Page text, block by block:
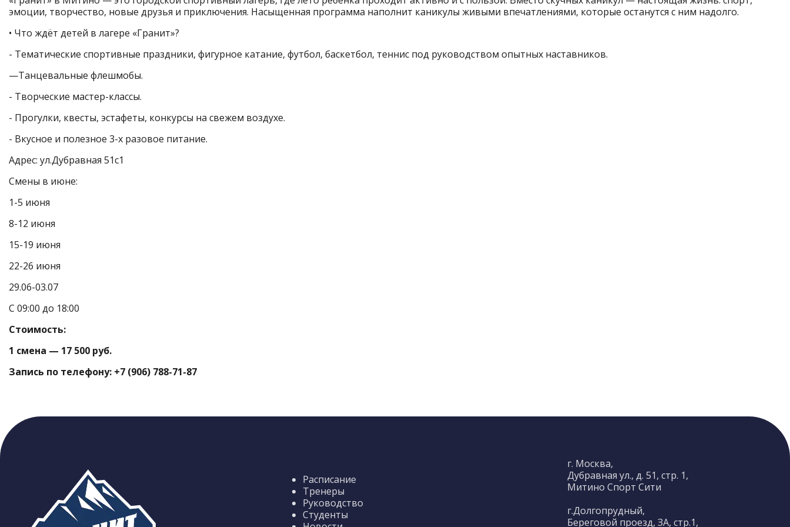
эмоции, творчество, новые друзья и приключения. Насыщенная программа наполнит каникулы живыми впечатлениями, которые останутся с ним надолго.
• Что ждёт детей в лагере «Гранит»?
- Тематические спортивные праздники, фигурное катание, футбол, баскетбол, теннис под руководством опытных наставников.
—Танцевальные флешмобы.
- Творческие мастер-классы.
- Прогулки, квесты, эстафеты, конкурсы на свежем воздухе.
- Вкусное и полезное 3-х разовое питание.
Адрес: ул.Дубравная 51с1
Смены в июне:
1-5 июня
8-12 июня
15-19 июня
22-26 июня
29.06-03.07
С 09:00 до 18:00
Стоимость:
1 смена — 17 500 руб.
Запись по телефону: +7 (906) 788-71-87
Расписание
Тренеры
Руководство
Студенты
г. Москва,
Дубравная ул., д. 51, стр. 1,
Митино Спорт Сити
г.Долгопрудный,
Береговой проезд, ЗА, стр.1,